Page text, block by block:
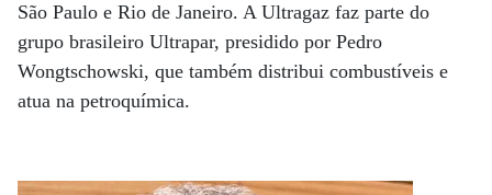
São Paulo e Rio de Janeiro. A Ultragaz faz parte do
grupo brasileiro Ultrapar, presidido por Pedro
Wongtschowski, que também distribui combustíveis e
atua na petroquímica.